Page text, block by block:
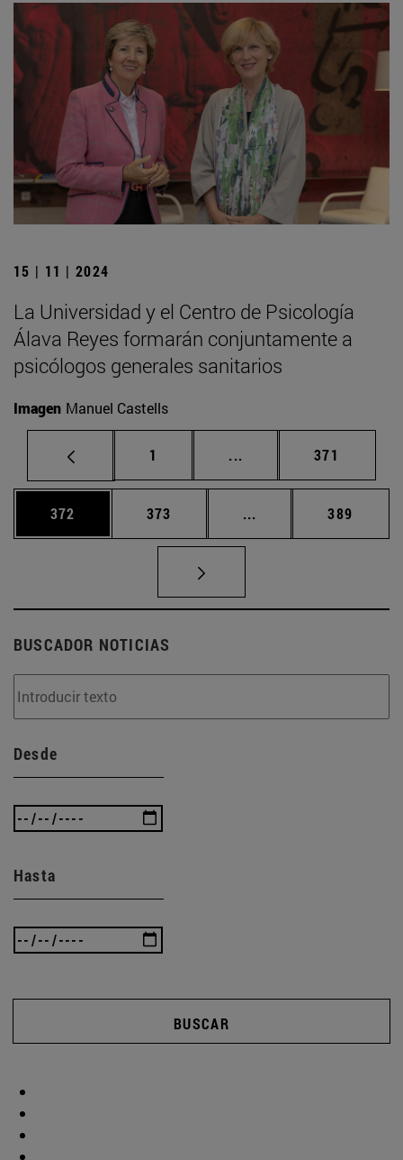
15 | 11 | 2024
La Universidad y el Centro de Psicología
Álava Reyes formarán conjuntamente a
psicólogos generales sanitarios
Imagen Manuel Castells
Página
1 ... Páginas intermedias
Página
371
Página
372 Página
373 ... Páginas intermedias
Página
389
BUSCADOR NOTICIAS
Desde
Hasta
BUSCAR